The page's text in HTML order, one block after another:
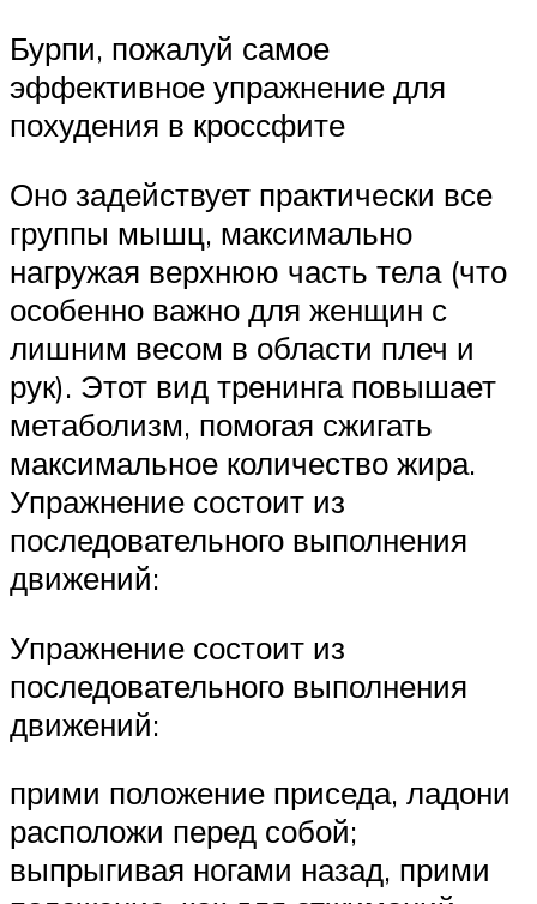
Бурпи, пожалуй самое
эффективное упражнение для
похудения в кроссфите
Оно задействует практически все
группы мышц, максимально
нагружая верхнюю часть тела (что
особенно важно для женщин с
лишним весом в области плеч и
рук). Этот вид тренинга повышает
метаболизм, помогая сжигать
максимальное количество жира.
Упражнение состоит из
последовательного выполнения
движений:
Упражнение состоит из
последовательного выполнения
движений:
прими положение приседа, ладони
расположи перед собой;
выпрыгивая ногами назад, прими